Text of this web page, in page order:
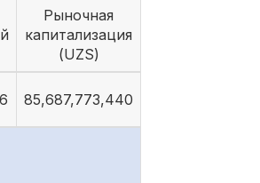
Рыночная
капитализация
(UZS)
85,687,773,440